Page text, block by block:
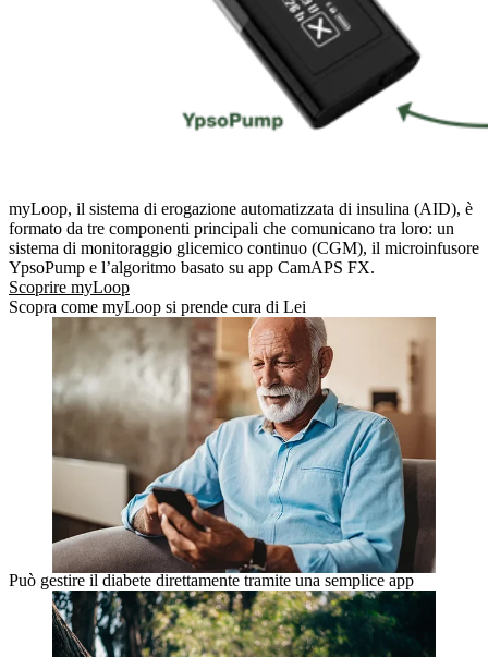
myLoop, il sistema di erogazione automatizzata di insulina (AID), è
formato da tre componenti principali che comunicano tra loro: un
sistema di monitoraggio glicemico continuo (CGM), il microinfusore
YpsoPump e l’algoritmo basato su app CamAPS FX.
Scoprire myLoop
Scopra come myLoop si prende cura di Lei
Può gestire il diabete direttamente tramite una semplice app